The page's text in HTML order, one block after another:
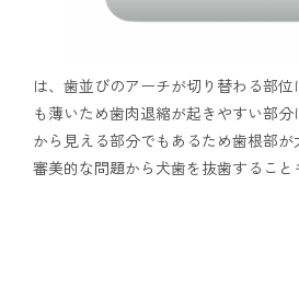
は、歯並びのアーチが切り替わる部
も薄いため歯肉退縮が起きやすい部
から見える部分でもあるため歯根部
審美的な問題から犬歯を抜歯すること